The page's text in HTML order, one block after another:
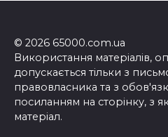
© 2026 65000.com.ua
Використання матеріалів,
допускається тільки з
правовласника та з
посиланням на сторінку, з
матеріал.